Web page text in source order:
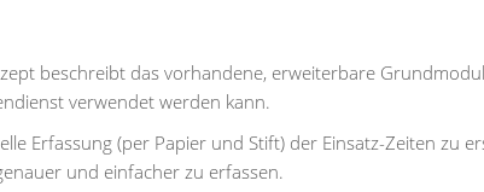
beschreibt das vorhandene, erweiterbare
verwendet werden kann.
Erfassung (per Papier und Stift) der Einsatz-Zeiten zu
und einfacher zu erfassen.